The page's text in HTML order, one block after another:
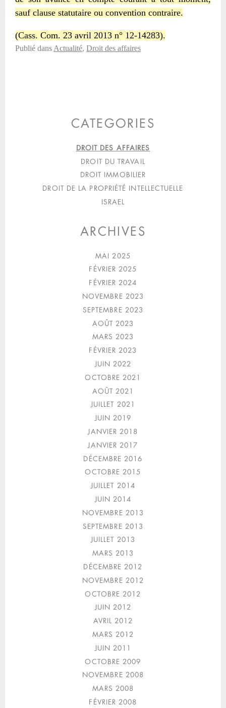
sauf clause statutaire ou convention contraire.
(Cass. Com. 23 avril 2013 n° 12-14283).
Publié dans Actualité, Droit des affaires
CATEGORIES
DROIT DES AFFAIRES
DROIT DU TRAVAIL
DROIT IMMOBILIER
DROIT DE LA PROPRIÉTÉ INTELLECTUELLE
ISRAEL
ARCHIVES
MAI 2025
FÉVRIER 2025
FÉVRIER 2024
NOVEMBRE 2023
SEPTEMBRE 2023
AOÛT 2023
MARS 2023
FÉVRIER 2023
JUIN 2022
OCTOBRE 2021
AOÛT 2021
JUILLET 2021
JUIN 2019
JANVIER 2018
JANVIER 2017
DÉCEMBRE 2016
OCTOBRE 2015
JUILLET 2014
JUIN 2014
NOVEMBRE 2013
SEPTEMBRE 2013
JUILLET 2013
MARS 2013
DÉCEMBRE 2012
NOVEMBRE 2012
OCTOBRE 2012
JUIN 2012
AVRIL 2012
MARS 2012
JUIN 2011
OCTOBRE 2009
NOVEMBRE 2008
MARS 2008
FÉVRIER 2008